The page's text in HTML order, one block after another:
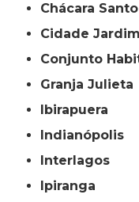
Chácara
Cidade Jardim
Conjunto
Granja Julieta
Ibirapuera
Indianópolis
Interlagos
Ipiranga